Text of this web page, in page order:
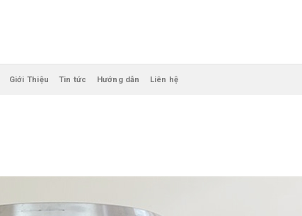
Giới Thiệu Tin tức Hướng dẫn Liên hệ